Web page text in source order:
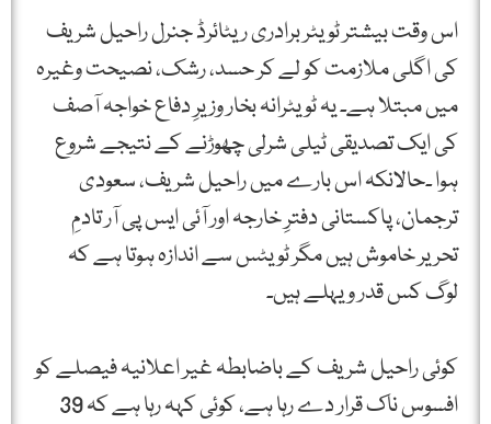
اس وقت بیشتر ٹویٹر برادری ریٹائرڈ جنرل راحیل شریف
کی اگلی ملازمت کو لے کر حسد، رشک، نصیحت وغیرہ
میں مبتلا ہے۔ یہ ٹویٹرانہ بخار وزیرِ دفاع خواجہ آصف
کی ایک تصدیقی ٹیلی شرلی چھوڑنے کے نتیجے شروع
ہوا ۔حالانکہ اس بارے میں راحیل شریف، سعودی
ترجمان، پاکستانی دفترِ خارجہ اور آئی ایس پی آر تادمِ
تحریر خاموش ہیں مگر ٹویٹس سے اندازہ ہوتا ہے کہ
لوگ کس قدر ویہلے ہیں۔
کوئی راحیل شریف کے باضابطہ غیر اعلانیہ فیصلے کو
افسوس ناک قرار دے رہا ہے، کوئی کہہ رہا ہے کہ 39